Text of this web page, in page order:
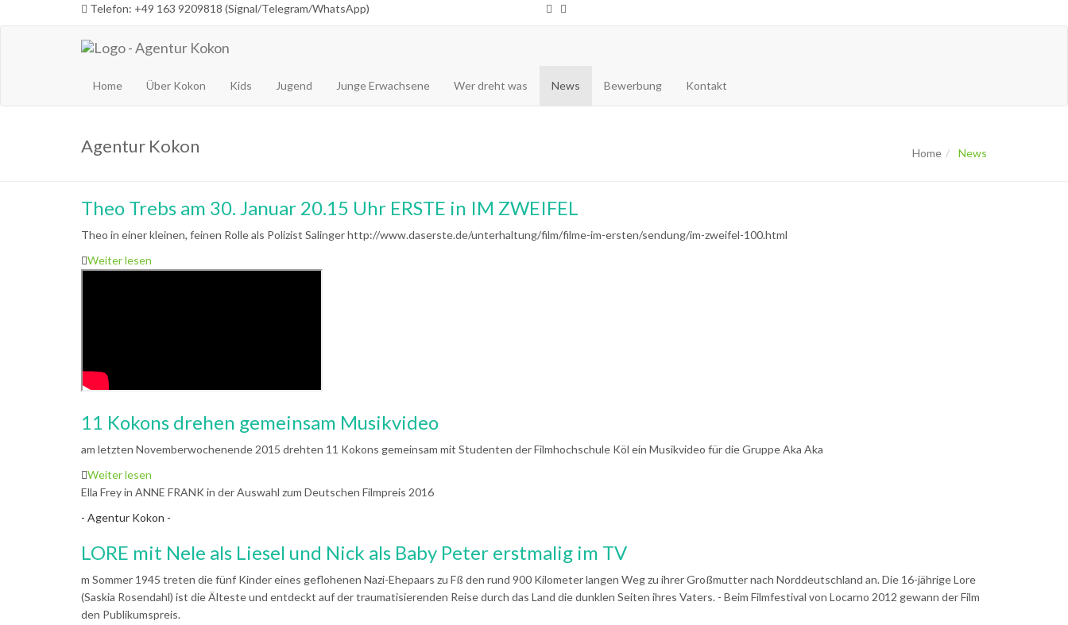
Telefon: +49 163 9209818 (Signal/Telegram/WhatsApp)
Home Über Kokon Kids Jugend Junge Erwachsene Wer dreht was News Bewerbung Kontakt
Agentur Kokon Home News
Theo Trebs am 30. Januar 20.15 Uhr ERSTE in IM ZWEIFEL
Theo in einer kleinen, feinen Rolle als Polizist Salinger http://www.daserste.de/unterhaltung/film/filme-im-ersten/sendung/im-zweifel-100.html
Weiter lesen
11 Kokons drehen gemeinsam Musikvideo
am letzten Novemberwochenende 2015 drehten 11 Kokons gemeinsam mit Studenten der Filmhochschule Köl ein Musikvideo für die Gruppe Aka Aka
Weiter lesen
Ella Frey in ANNE FRANK in der Auswahl zum Deutschen Filmpreis 2016
- Agentur Kokon -
LORE mit Nele als Liesel und Nick als Baby Peter erstmalig im TV
m Sommer 1945 treten die fünf Kinder eines geflohenen Nazi-Ehepaars zu Fß den rund 900 Kilometer langen Weg zu ihrer Großmutter nach Norddeutschland an. Die 16-jährige Lore
(Saskia Rosendahl) ist die Älteste und entdeckt auf der traumatisierenden Reise durch das Land die dunklen Seiten ihres Vaters. - Beim Filmfestival von Locarno 2012 gewann der Film
den Publikumspreis.